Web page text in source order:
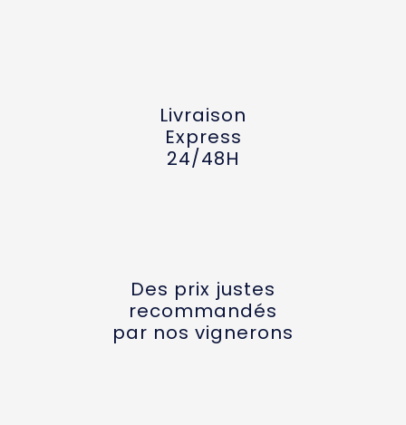
Livraison
Express
24/48H
Des prix justes
recommandés
par nos vignerons